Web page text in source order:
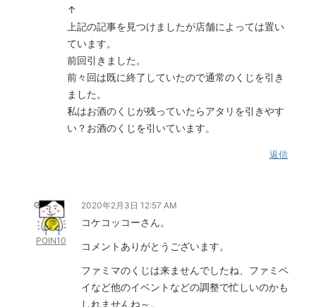
↑
上記の記事を見つけましたが店舗によっては置い
ています。
前回引きました。
前々回は既に終了していたので通常のくじを引き
ました。
私はお酒のくじが残っていたらアタリを引きやす
い？お酒のくじを引いています。
返信
POIN10
2020年2月3日 12:57 AM
コケコッコーさん。
コメントありがとうございます。
ファミマのくじは来ませんでしたね、ファミペ
イなど他のイベントなどの調整で忙しいのかも
しれませんね～。